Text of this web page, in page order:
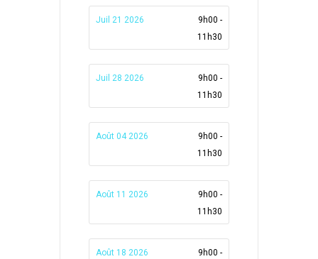
Juil 21 2026
9h00 -
11h30
Juil 28 2026
9h00 -
11h30
Août 04 2026
9h00 -
11h30
Août 11 2026
9h00 -
11h30
Août 18 2026
9h00 -